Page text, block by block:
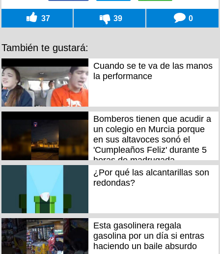
37 39 0
También te gustará:
Cuando se te va de las manos
la performance
Bomberos tienen que acudir a
un colegio en Murcia porque
en sus altavoces sonó el
'Cumpleaños Feliz' durante 5
horas de madrugada
¿Por qué las alcantarillas son
redondas?
Esta gasolinera regala
gasolina por un día si entras
haciendo un baile absurdo